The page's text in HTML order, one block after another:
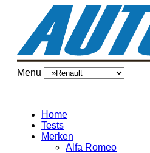
Menu
Home
Tests
Merken
Alfa Romeo